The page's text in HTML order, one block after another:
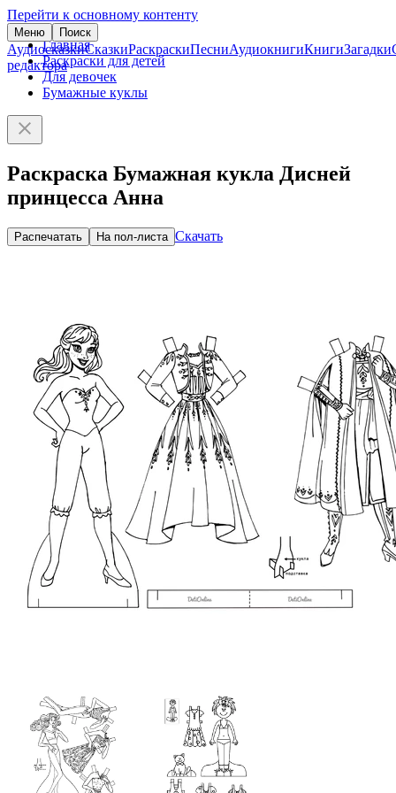
Перейти к основному контенту
Меню Поиск
АудиосказкиСказкиРаскраскиПесниАудиокнигиКнигиЗагадки
редактора
Главная
Раскраски для детей
Для девочек
Бумажные куклы
Раскраска Бумажная кукла Дисней
принцесса Анна
Распечатать На пол-листа Скачать